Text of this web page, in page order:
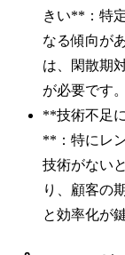
きい**：特
なる傾向が
は、閑散期
が必要です。
**技術不足
**：特にレ
技術がない
り、顧客の
と効率化が